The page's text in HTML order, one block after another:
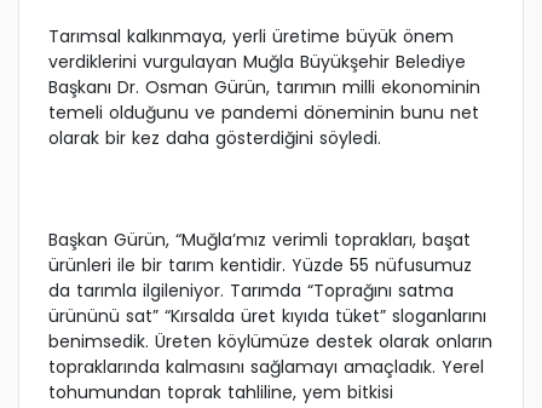
Tarımsal kalkınmaya, yerli üretime büyük önem
verdiklerini vurgulayan Muğla Büyükşehir Belediye
Başkanı Dr. Osman Gürün, tarımın milli ekonominin
temeli olduğunu ve pandemi döneminin bunu net
olarak bir kez daha gösterdiğini söyledi.
Başkan Gürün, “Muğla’mız verimli toprakları, başat
ürünleri ile bir tarım kentidir. Yüzde 55 nüfusumuz
da tarımla ilgileniyor. Tarımda “Toprağını satma
ürününü sat” “Kırsalda üret kıyıda tüket” sloganlarını
benimsedik. Üreten köylümüze destek olarak onların
topraklarında kalmasını sağlamayı amaçladık. Yerel
tohumundan toprak tahliline, yem bitkisi